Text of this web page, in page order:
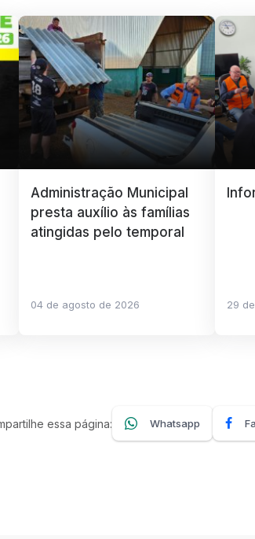
Administração Municipal
presta auxílio às famílias
atingidas pelo temporal
04 de agosto de 2026 29
essa página: Whatsapp